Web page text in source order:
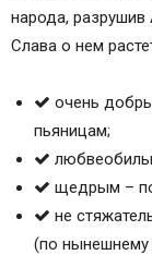
народа,
Слава о нем
очень
пьяницам;
щедрым –
не
(по нынешнему